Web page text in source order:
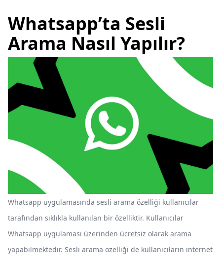
Whatsapp’ta Sesli
Arama Nasıl Yapılır?
Whatsapp uygulamasında sesli arama özelliği kullanıcılar
tarafından sıklıkla kullanılan bir özelliktir. Kullanıcılar
Whatsapp uygulaması üzerinden ücretsiz olarak arama
yapabilmektedir. Sesli arama özelliği de kullanıcıların internet